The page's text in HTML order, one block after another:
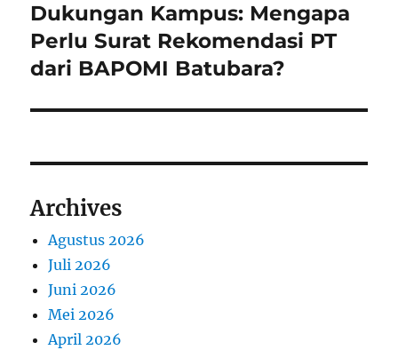
Next
post:
Dukungan Kampus: Mengapa
Perlu Surat Rekomendasi PT
dari BAPOMI Batubara?
Archives
Agustus 2026
Juli 2026
Juni 2026
Mei 2026
April 2026